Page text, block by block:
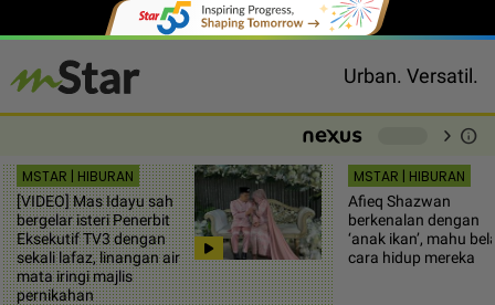
Urban. Versatil.
chevron_right info
MSTAR | HIBURAN
[VIDEO] Mas Idayu sah
bergelar isteri Penerbit
Eksekutif TV3 dengan
sekali lafaz, linangan air
mata iringi majlis
pernikahan
MSTAR | HIBURAN
Afieq Shazwan
berkenalan dengan
‘anak ikan’, mahu
cara hidup mereka